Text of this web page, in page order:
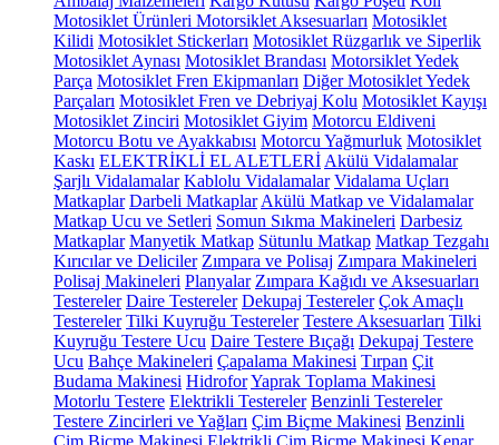
Motosiklet Ürünleri Motorsiklet Aksesuarları Motosiklet
Kilidi Motosiklet Stickerları Motosiklet Rüzgarlık ve Siperlik
Motosiklet Aynası Motosiklet Brandası Motorsiklet Yedek
Parça Motosiklet Fren Ekipmanları Diğer Motosiklet Yedek
Parçaları Motosiklet Fren ve Debriyaj Kolu Motosiklet Kayışı
Motosiklet Zinciri Motosiklet Giyim Motorcu Eldiveni
Motorcu Botu ve Ayakkabısı Motorcu Yağmurluk Motosiklet
Kaskı ELEKTRİKLİ EL ALETLERİ Akülü Vidalamalar
Şarjlı Vidalamalar Kablolu Vidalamalar Vidalama Uçları
Matkaplar Darbeli Matkaplar Akülü Matkap ve Vidalamalar
Matkap Ucu ve Setleri Somun Sıkma Makineleri Darbesiz
Matkaplar Manyetik Matkap Sütunlu Matkap Matkap Tezgahı
Kırıcılar ve Deliciler Zımpara ve Polisaj Zımpara Makineleri
Polisaj Makineleri Planyalar Zımpara Kağıdı ve Aksesuarları
Testereler Daire Testereler Dekupaj Testereler Çok Amaçlı
Testereler Tilki Kuyruğu Testereler Testere Aksesuarları Tilki
Kuyruğu Testere Ucu Daire Testere Bıçağı Dekupaj Testere
Ucu Bahçe Makineleri Çapalama Makinesi Tırpan Çit
Budama Makinesi HidroforYaprak Toplama Makinesi
Motorlu Testere Elektrikli Testereler Benzinli Testereler
Testere Zincirleri ve Yağları Çim Biçme Makinesi Benzinli
Çim Biçme Makinesi Elektrikli Çim Biçme Makinesi Kenar